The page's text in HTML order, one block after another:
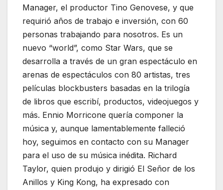
Manager, el productor Tino Genovese, y que
requirió años de trabajo e inversión, con 60
personas trabajando para nosotros. Es un
nuevo “world”, como Star Wars, que se
desarrolla a través de un gran espectáculo en
arenas de espectáculos con 80 artistas, tres
películas blockbusters basadas en la trilogía
de libros que escribí, productos, videojuegos y
más. Ennio Morricone quería componer la
música y, aunque lamentablemente falleció
hoy, seguimos en contacto con su Manager
para el uso de su música inédita. Richard
Taylor, quien produjo y dirigió El Señor de los
Anillos y King Kong, ha expresado con